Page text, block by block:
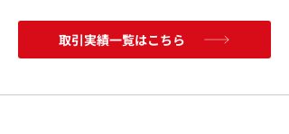
取引実績一覧はこちら